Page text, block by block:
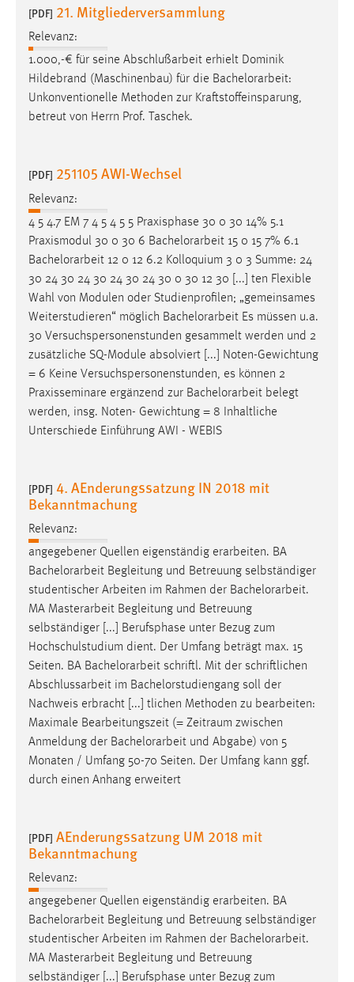
[PDF] 21. Mitgliederversammlung
Relevanz:
1.000,-€ für seine Abschlußarbeit erhielt Dominik
Hildebrand (Maschinenbau) für die Bachelorarbeit:
Unkonventionelle Methoden zur Kraftstoffeinsparung,
betreut von Herrn Prof. Taschek.
[PDF] 251105 AWI-Wechsel
Relevanz:
4 5 4.7 EM 7 4 5 4 5 5 Praxisphase 30 0 30 14% 5.1
Praxismodul 30 0 30 6 Bachelorarbeit 15 0 15 7% 6.1
Bachelorarbeit 12 0 12 6.2 Kolloquium 3 0 3 Summe: 24
30 24 30 24 30 24 30 24 30 0 30 12 30 [...] ten Flexible
Wahl von Modulen oder Studienprofilen; „gemeinsames
Weiterstudieren“ möglich Bachelorarbeit Es müssen u.a.
30 Versuchspersonenstunden gesammelt werden und 2
zusätzliche SQ-Module absolviert [...] Noten-Gewichtung
= 6 Keine Versuchspersonenstunden, es können 2
Praxisseminare ergänzend zur Bachelorarbeit belegt
werden, insg. Noten- Gewichtung = 8 Inhaltliche
Unterschiede Einführung AWI - WEBIS
[PDF] 4. AEnderungssatzung IN 2018 mit
Bekanntmachung
Relevanz:
angegebener Quellen eigenständig erarbeiten. BA
Bachelorarbeit Begleitung und Betreuung selbständiger
studentischer Arbeiten im Rahmen der Bachelorarbeit.
MA Masterarbeit Begleitung und Betreuung
selbständiger [...] Berufsphase unter Bezug zum
Hochschulstudium dient. Der Umfang beträgt max. 15
Seiten. BA Bachelorarbeit schriftl. Mit der schriftlichen
Abschlussarbeit im Bachelorstudiengang soll der
Nachweis erbracht [...] tlichen Methoden zu bearbeiten:
Maximale Bearbeitungszeit (= Zeitraum zwischen
Anmeldung der Bachelorarbeit und Abgabe) von 5
Monaten / Umfang 50-70 Seiten. Der Umfang kann ggf.
durch einen Anhang erweitert
[PDF] AEnderungssatzung UM 2018 mit
Bekanntmachung
Relevanz:
angegebener Quellen eigenständig erarbeiten. BA
Bachelorarbeit Begleitung und Betreuung selbständiger
studentischer Arbeiten im Rahmen der Bachelorarbeit.
MA Masterarbeit Begleitung und Betreuung
selbständiger [...] Berufsphase unter Bezug zum